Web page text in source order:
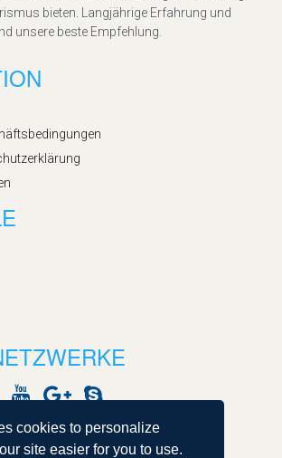
cookies to personalize
site easier for you to use.
bieten. Langjährige Erfahrung und
unsere beste Empfehlung.